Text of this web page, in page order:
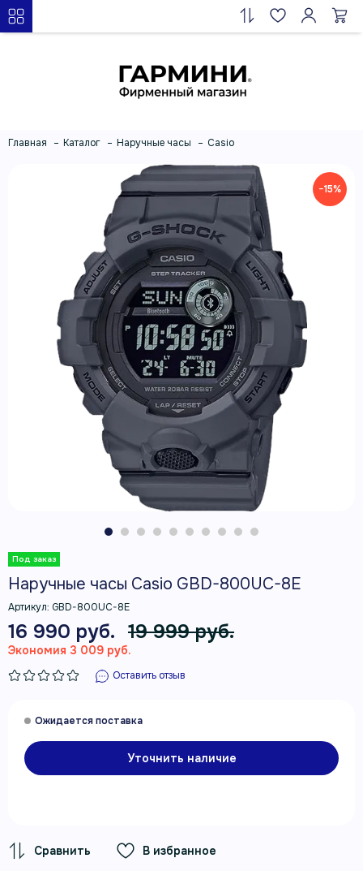
Главная Каталог Наручные часы Casio
−15%
Наручные часы Casio GBD-800UC-8E
Артикул: GBD-800UC-8E
16 990 руб. 19 999 руб.
Экономия 3 009 руб.
Оставить отзыв
Уточнить наличие
В избранное